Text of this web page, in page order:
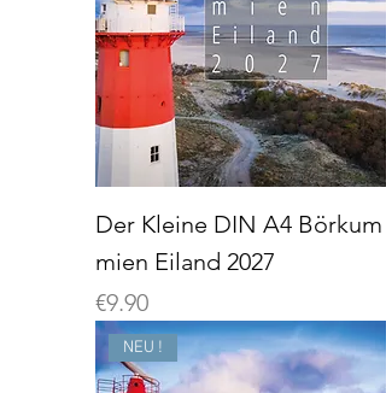
Der Kleine DIN A4 Börkum
mien Eiland 2027
Preis
€9.90
NEU !